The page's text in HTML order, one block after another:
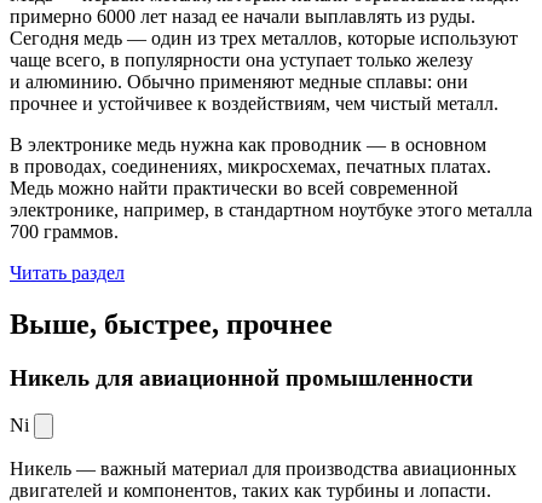
примерно 6000 лет назад ее начали выплавлять из руды.
Сегодня медь — один из трех металлов, которые используют
чаще всего, в популярности она уступает только железу
и алюминию. Обычно применяют медные сплавы: они
прочнее и устойчивее к воздействиям, чем чистый металл.
В электронике медь нужна как проводник — в основном
в проводах, соединениях, микросхемах, печатных платах.
Медь можно найти практически во всей современной
электронике, например, в стандартном ноутбуке этого металла
700 граммов.
Читать раздел
Выше, быстрее, прочнее
Никель для авиационной промышленности
Ni
Никель — важный материал для производства авиационных
двигателей и компонентов, таких как турбины и лопасти.